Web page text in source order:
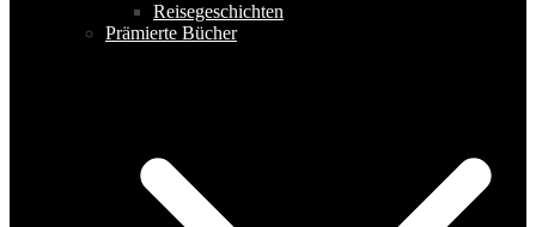
Reisegeschichten
Prämierte Bücher